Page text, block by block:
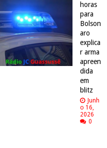
horas
para
Bolson
aro
explica
r arma
apreen
dida
em
blitz
Junh
o 16,
2026
0